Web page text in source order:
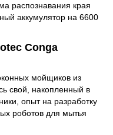
распознавания края
аккумулятор на 6600
Conga
мойщиков из
свой, накопленный в
опыт на разработку
роботов для мытья